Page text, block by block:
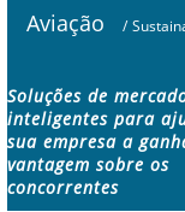
Aviação /
Soluções de
inteligentes para
sua empresa a
vantagem sobre os
concorrentes